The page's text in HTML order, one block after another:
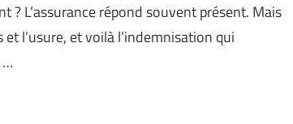
? L’assurance répond souvent présent. Mais
l’usure, et voilà l’indemnisation qui
…